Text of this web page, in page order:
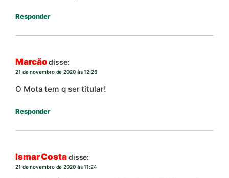
Responder
Marcãodisse:
21 de novembro de 2020 às 12:26
O Mota tem q ser titular!
Responder
Ismar Costadisse:
21 de novembro de 2020 às 11:24